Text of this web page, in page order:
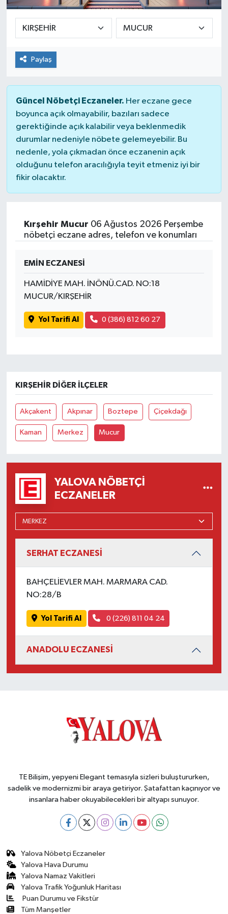
Paylaş
Güncel Nöbetçi Eczaneler. Her eczane gece
boyunca açık olmayabilir, bazıları sadece
gerektiğinde açık kalabilir veya beklenmedik
durumlar nedeniyle nöbete gelemeyebilir. Bu
nedenle, yola çıkmadan önce eczanenin açık
olduğunu telefon aracılığıyla teyit etmeniz iyi bir
fikir olacaktır.
Kırşehir Mucur 06 Ağustos 2026 Perşembe
nöbetçi eczane adres, telefon ve konumları
EMİN ECZANESİ
HAMİDİYE MAH. İNÖNÜ.CAD. NO:18
MUCUR/KIRŞEHİR
Yol Tarifi Al 0 (386) 812 60 27
KIRŞEHIR DIĞER İLÇELER
Akçakent Akpınar Boztepe Çiçekdağı
Kaman Merkez Mucur
YALOVA NÖBETÇI
ECZANELER
SERHAT ECZANESİ
BAHÇELİEVLER MAH. MARMARA CAD.
NO:28/B
Yol Tarifi Al 0 (226) 811 04 24
ANADOLU ECZANESİ
TE Bilişim, yepyeni Elegant temasıyla sizleri buluştururken,
sadelik ve modernizmi bir araya getiriyor. Şatafattan kaçınıyor ve
insanlara haber okuyabilecekleri bir altyapı sunuyor.
Yalova Nöbetçi Eczaneler
Yalova Hava Durumu
Yalova Namaz Vakitleri
Yalova Trafik Yoğunluk Haritası
Puan Durumu ve Fikstür
Tüm Manşetler
SPOR
İLÇELERİMİZ
RESMİ İLAN